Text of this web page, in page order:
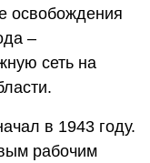
освобождения
–
сеть на
в 1943 году.
рабочим